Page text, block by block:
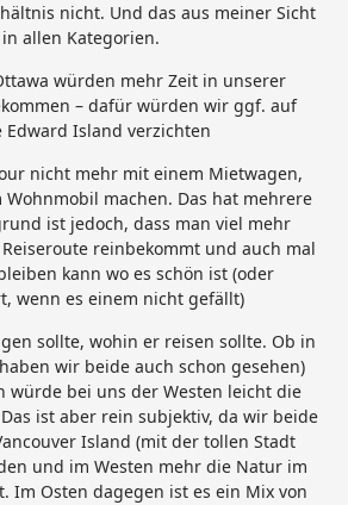
nicht. Und das aus meiner Sicht
in allen Kategorien.
würden mehr Zeit in unserer
– dafür würden wir ggf. auf
Edward Island verzichten
nicht mehr mit einem Mietwagen,
machen. Das hat mehrere
ist jedoch, dass man viel mehr
reinbekommt und auch mal
kann wo es schön ist (oder
wenn es einem nicht gefällt)
sollte, wohin er reisen sollte. Ob in
wir beide auch schon gesehen)
würde bei uns der Westen leicht die
ist aber rein subjektiv, da wir beide
Island (mit der tollen Stadt
und im Westen mehr die Natur im
Im Osten dagegen ist es ein Mix von